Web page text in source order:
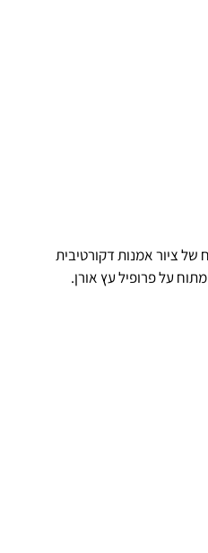
של ציור אמנות דקורטיבית
על פרופיל עץ אורן.